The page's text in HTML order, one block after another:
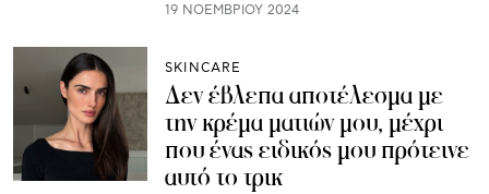
19 ΝΟΕΜΒΡΊΟΥ 2024
SKINCARE
Δεν έβλεπα αποτέλεσμα με
την κρέμα ματιών μου, μέχρι
που ένας ειδικός μου πρότεινε
αυτό το τρικ